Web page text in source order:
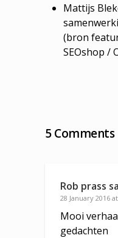
Mattijs
(bron
SEOshop /
5 Comments
Rob prass
28 January 2016
Mooi
gedachten